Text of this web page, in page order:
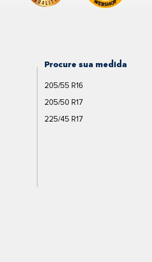
Procure sua medida
205/55 R16
205/50 R17
225/45 R17